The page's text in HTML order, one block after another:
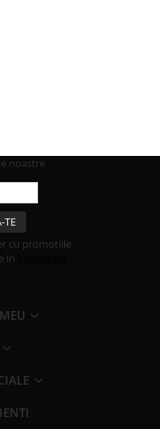
noastre
cu promotiile
in